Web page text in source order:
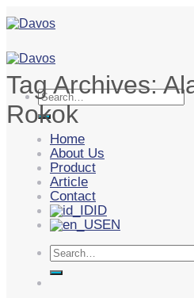
to
Search
for:
Home
About Us
Product
Article
Contact
ID
EN
Search
for:
Tag Archives:
Rokok